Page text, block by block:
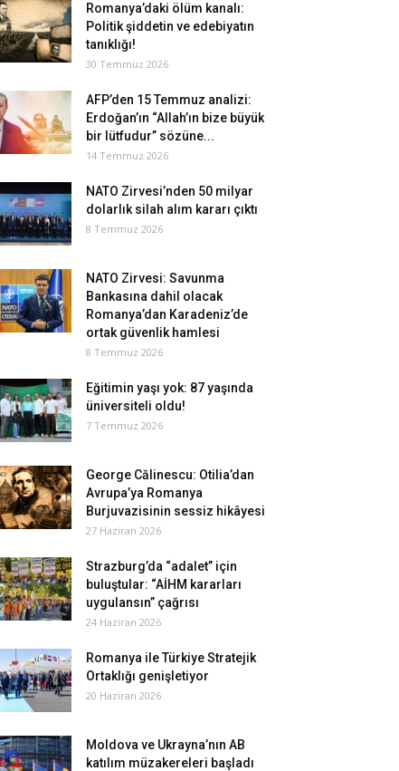
Romanya’daki ölüm kanalı:
Politik şiddetin ve edebiyatın
tanıklığı!
30 Temmuz 2026
AFP’den 15 Temmuz analizi:
Erdoğan’ın “Allah’ın bize büyük
bir lütfudur” sözüne...
14 Temmuz 2026
NATO Zirvesi’nden 50 milyar
dolarlık silah alım kararı çıktı
8 Temmuz 2026
NATO Zirvesi: Savunma
Bankasına dahil olacak
Romanya’dan Karadeniz’de
ortak güvenlik hamlesi
8 Temmuz 2026
Eğitimin yaşı yok: 87 yaşında
üniversiteli oldu!
7 Temmuz 2026
George Călinescu: Otilia’dan
Avrupa’ya Romanya
Burjuvazisinin sessiz hikâyesi
27 Haziran 2026
Strazburg’da “adalet” için
buluştular: “AİHM kararları
uygulansın” çağrısı
24 Haziran 2026
Romanya ile Türkiye Stratejik
Ortaklığı genişletiyor
20 Haziran 2026
Moldova ve Ukrayna’nın AB
katılım müzakereleri başladı